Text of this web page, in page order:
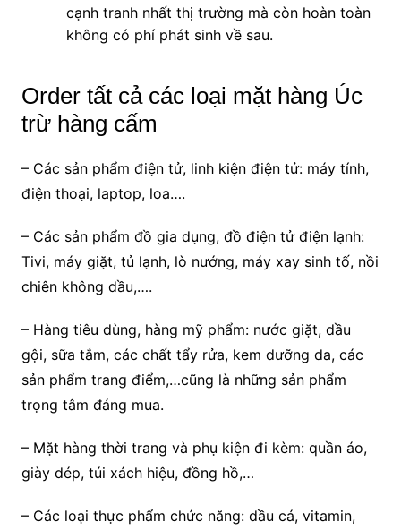
cạnh tranh nhất thị trường mà còn hoàn toàn
không có phí phát sinh về sau.
Order tất cả các loại mặt hàng Úc
trừ hàng cấm
– Các sản phẩm điện tử, linh kiện điện tử: máy tính,
điện thoại, laptop, loa….
– Các sản phẩm đồ gia dụng, đồ điện tử điện lạnh:
Tivi, máy giặt, tủ lạnh, lò nướng, máy xay sinh tố, nồi
chiên không dầu,….
– Hàng tiêu dùng, hàng mỹ phẩm: nước giặt, dầu
gội, sữa tắm, các chất tẩy rửa, kem dưỡng da, các
sản phẩm trang điểm,…cũng là những sản phẩm
trọng tâm đáng mua.
– Mặt hàng thời trang và phụ kiện đi kèm: quần áo,
giày dép, túi xách hiệu, đồng hồ,…
– Các loại thực phẩm chức năng: dầu cá, vitamin,